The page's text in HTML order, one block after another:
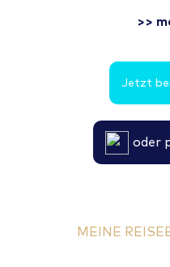
und auf die
immer weiter und
Austausch. Wenn
bereist habe, kenne
kniffligen Fragen
Wo zieht es Dich
konkreten Wunsch,
>>
Jetzt
oder
MEINE